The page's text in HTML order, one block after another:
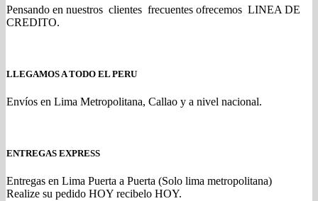
Pensando en nuestros clientes frecuentes ofrecemos LINEA DE
CREDITO.
LLEGAMOS A TODO EL PERU
Envíos en Lima Metropolitana, Callao y a nivel nacional.
ENTREGAS EXPRESS
Entregas en Lima Puerta a Puerta (Solo lima metropolitana)
Realize su pedido HOY recibelo HOY.